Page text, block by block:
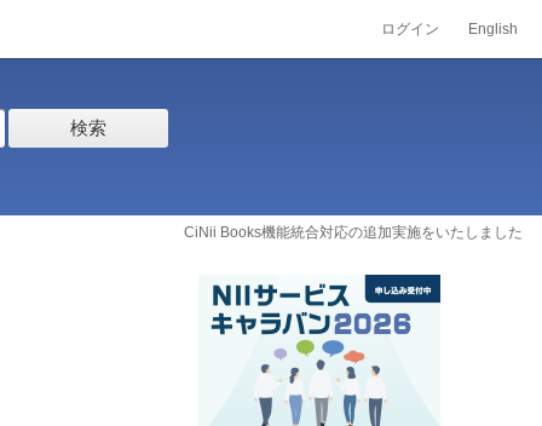
ログイン English
検索
CiNii Books機能統合対応の追加実施をいたしました